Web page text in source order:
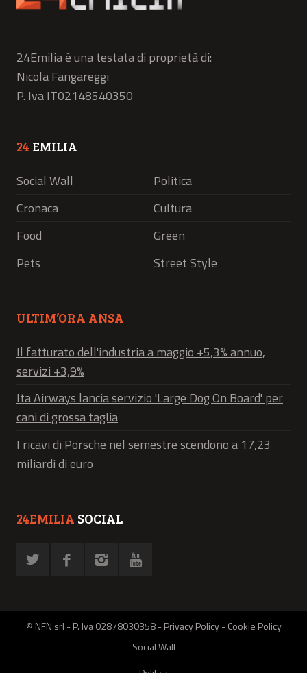
24Emilia è una testata di proprietà di:
Nicola Fangareggi
P. Iva IT02148540350
24 EMILIA
Social Wall
Politica
Cronaca
Cultura
Food
Green
Pets
Street Style
ULTIM’ORA ANSA
Il fatturato dell'industria a maggio +5,3% annuo,
servizi +3,9%
Ita Airways lancia servizio 'Large Dog On Board' per
cani di grossa taglia
I ricavi di Porsche nel semestre scendono a 17,23
miliardi di euro
24EMILIA SOCIAL
© NFN srl - P. Iva 02878030358 -Privacy Policy-Cookie Policy
Social Wall